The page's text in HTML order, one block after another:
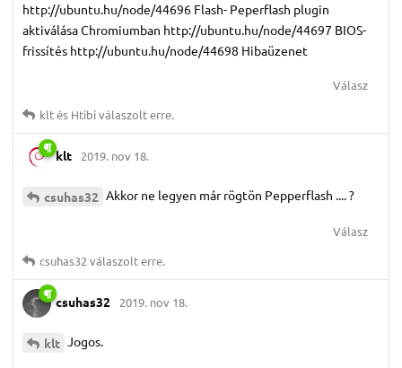
http://ubuntu.hu/node/44696 Flash- Peperflash plugin
aktiválása Chromiumban http://ubuntu.hu/node/44697 BIOS-
frissítés http://ubuntu.hu/node/44698 Hibaüzenet
Válasz
kltés Htibiválaszolt erre.
klt 2019. nov 18.
csuhas32 Akkor ne legyen már rögtön Pepperflash .... ?
Válasz
csuhas32 válaszolt erre.
csuhas32 2019. nov 18.
klt Jogos.